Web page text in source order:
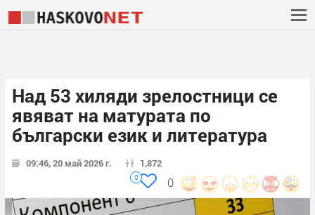
Над 53 хиляди зрелостници се
явяват на матурата по
български език и литература
09:46, 20 май 2026 г. 1,872
0
0